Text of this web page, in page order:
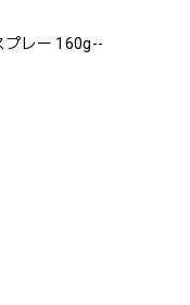
プレー 160g--